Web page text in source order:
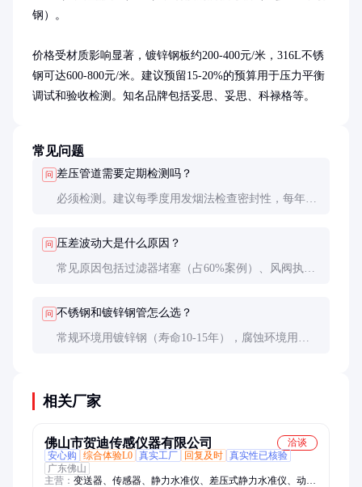
钢）。
价格受材质影响显著，镀锌钢板约200-400元/米，316L不锈
钢可达600-800元/米。建议预留15-20%的预算用于压力平衡
调试和验收检测。知名品牌包括妥思、妥思、科禄格等。
常见问题
问 差压管道需要定期检测吗？
必须检测。建议每季度用发烟法检查密封性，每年用
问 压差波动大是什么原因？
常见原因包括过滤器堵塞（占60%案例）、风阀执行
问 不锈钢和镀锌钢管怎么选？
常规环境用镀锌钢（寿命10-15年），腐蚀环境用不
相关厂家
佛山市贺迪传感仪器有限公司
洽谈
安心购
综合体验L0 真实工厂 回复及时 真实性已核验
广东佛山
主营： 变送器、传感器、静力水准仪、差压式静力水准仪、动态